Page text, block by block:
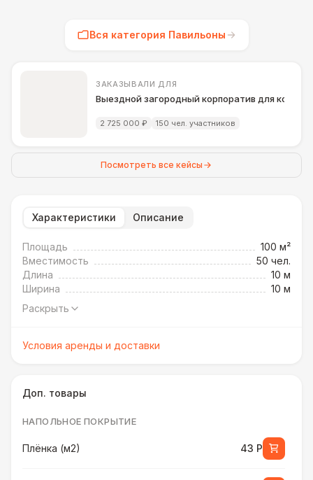
Вся категория Павильоны
ЗАКАЗЫВАЛИ ДЛЯ
Выездной загородный корпоратив для
2 725 000 ₽ 150 чел. участников
Посмотреть все кейсы
Характеристики Описание
Площадь
100 м²
Вместимость
50 чел.
Длина
10 м
Ширина
10 м
Раскрыть
Условия аренды и доставки
Доп. товары
НАПОЛЬНОЕ ПОКРЫТИЕ
Плёнка (м2) 43 Р